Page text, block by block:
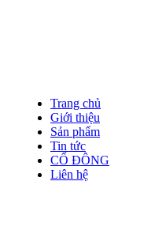
Trang chủ
Giới thiệu
Sản phẩm
Tin tức
CỔ ĐÔNG
Liên hệ